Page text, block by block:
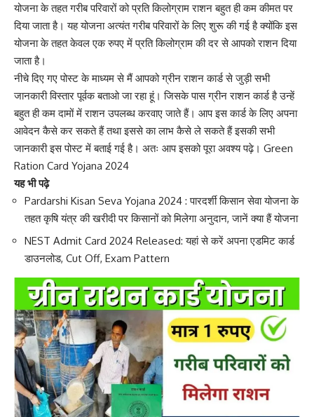
योजना के तहत गरीब परिवारों को प्रति किलोग्राम राशन बहुत ही कम कीमत पर
दिया जाता है। यह योजना अत्यंत गरीब परिवारों के लिए शुरू की गई है क्योंकि इस
योजना के तहत केवल एक रुपए में प्रति किलोग्राम की दर से आपको राशन दिया
जाता है।
नीचे दिए गए पोस्ट के माध्यम से मैं आपको ग्रीन राशन कार्ड से जुड़ी सभी
जानकारी विस्तार पूर्वक बताओ जा रहा हूं। जिसके पास ग्रीन राशन कार्ड है उन्हें
बहुत ही कम दामों में राशन उपलब्ध करवाए जाते हैं। आप इस कार्ड के लिए अपना
आवेदन कैसे कर सकते हैं तथा इससे का लाभ कैसे ले सकते हैं इसकी सभी
जानकारी इस पोस्ट में बताई गई है। अतः आप इसको पूरा अवश्य पढ़े। Green
Ration Card Yojana 2024
यह भी पढ़े
Pardarshi Kisan Seva Yojana 2024 : पारदर्शी किसान सेवा योजना के
तहत कृषि यंत्र की खरीदी पर किसानों को मिलेगा अनुदान, जानें क्या हैं योजना
NEST Admit Card 2024 Released: यहां से करें अपना एडमिट कार्ड
डाउनलोड, Cut Off, Exam Pattern